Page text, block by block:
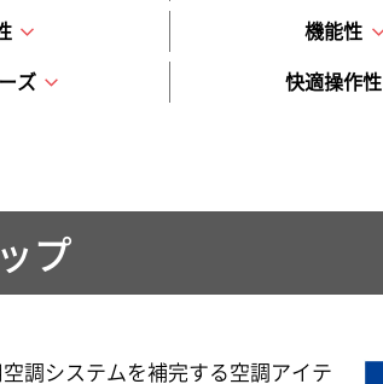
機能性
ズ 快適操作性
プ
調システムを補完する空調アイテ